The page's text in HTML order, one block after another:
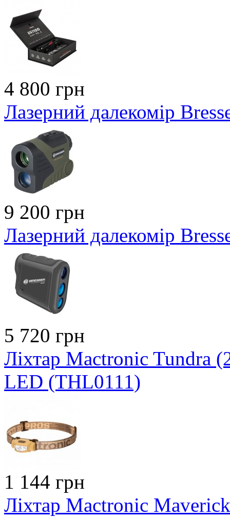
4 800 грн
Лазерний далекомір
9 200 грн
Лазерний далекомір
5 720 грн
Ліхтар Mactronic Tundra
LED (THL0111)
1 144 грн
Ліхтар Mactronic